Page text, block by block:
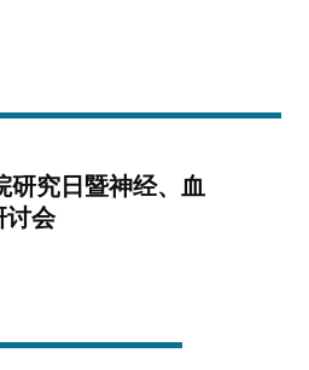
研究日暨神经、血
讨会